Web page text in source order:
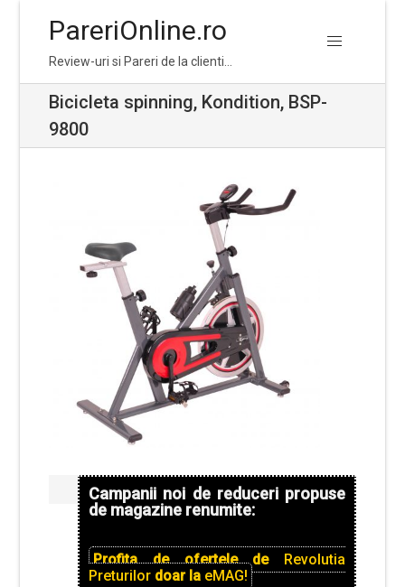
navigation
content
PareriOnline.ro
Review-uri si Pareri de la clienti…
Bicicleta spinning, Kondition, BSP-
9800
Campanii noi de reduceri propuse
de magazine renumite:
Profita de ofertele de Revolutia
Preturilor doar la eMAG!